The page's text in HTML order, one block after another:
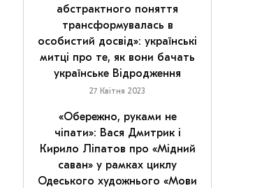
абстрактного поняття
трансформувалась в
особистий досвід»: українські
митці про те, як вони бачать
українське Відродження
27 Квітня 2023
«Обережно, руками не
чіпати»: Вася Дмитрик і
Кирило Ліпатов про «Мідний
саван» у рамках циклу
Одеського художнього «Мови